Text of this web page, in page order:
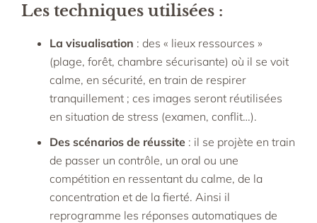
Les techniques utilisées :
La visualisation : des « lieux ressources »
(plage, forêt, chambre sécurisante) où il se voit
calme, en sécurité, en train de respirer
tranquillement ; ces images seront réutilisées
en situation de stress (examen, conflit…).​
Des scénarios de réussite : il se projète en train
de passer un contrôle, un oral ou une
compétition en ressentant du calme, de la
concentration et de la fierté. Ainsi il
reprogramme les réponses automatiques de